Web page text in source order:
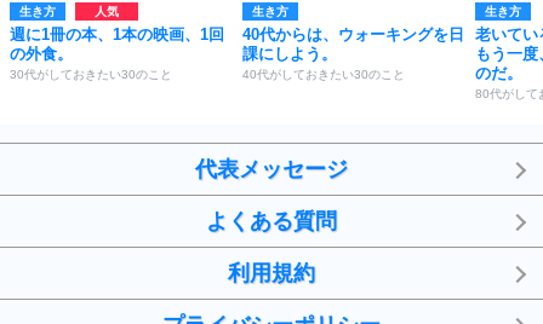
生き方
週に1冊の本、1本の映画、1回
の外食。
30代がしておきたい30のこと
生き方
40代からは、ウォーキングを日
課にしよう。
40代がしておきたい30のこと
生き方
老いてい
もう一
のだ。
80代がして
代表メッセージ
よくある質問
利用規約